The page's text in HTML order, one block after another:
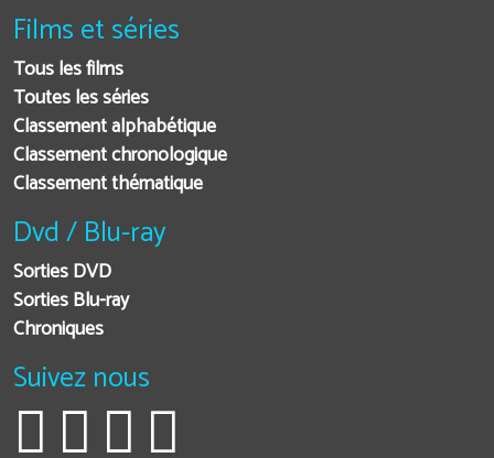
Films et séries
Tous les films
Toutes les séries
Classement alphabétique
Classement chronologique
Classement thématique
Dvd / Blu-ray
Sorties DVD
Sorties Blu-ray
Chroniques
Suivez nous